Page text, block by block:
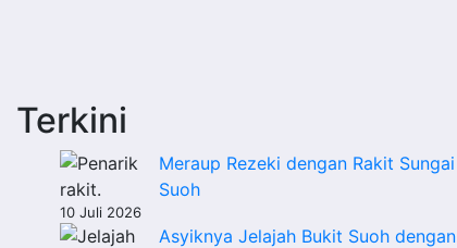
Terkini
Meraup Rezeki dengan Rakit Sungai
Suoh
10 Juli 2026
Asyiknya Jelajah Bukit Suoh dengan